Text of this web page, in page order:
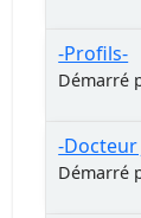
-Profils-
Démarré
-Docteur
Démarré